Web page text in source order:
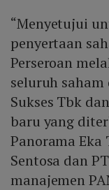
“Menyetujui
penyertaan
Perseroan
seluruh saham
Sukses Tbk
baru yang
Panorama Eka
Sentosa dan
manajemen